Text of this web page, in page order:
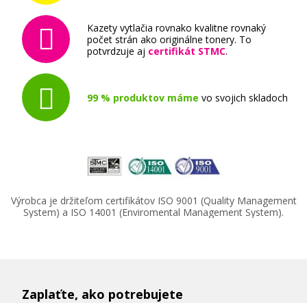
Kazety vytlačia rovnako kvalitne rovnaký
počet strán ako originálne tonery. To
potvrdzuje aj certifikát STMC.
99 % produktov máme vo svojich skladoch
Výrobca je držiteľom certifikátov ISO 9001 (Quality Management
System) a ISO 14001 (Enviromental Management System).
Zaplaťte, ako potrebujete